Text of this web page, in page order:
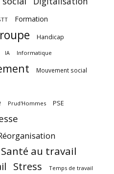
Formation
Handicap
IA Informatique
Mouvement social
Prud'Hommes PSE
Santé au travail
Stress Temps de travail